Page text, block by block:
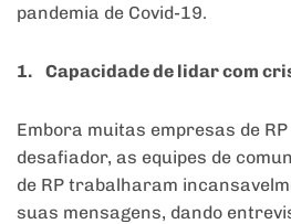
pandemia de Covid-19.
1. Capacidade de lidar com
Embora muitas empresas de
desafiador, as equipes de
de RP trabalharam
suas mensagens, dando